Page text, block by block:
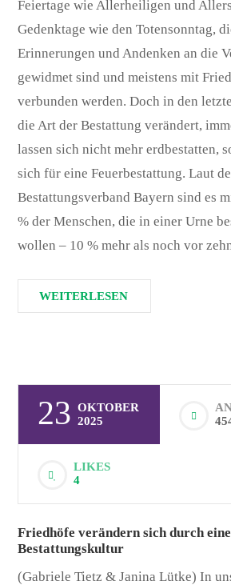
Feiertage wie Allerheiligen und
Gedenktage wie den Totensonntag,
Erinnerungen und Andenken an die
gewidmet sind und meistens mit
verbunden werden. Doch in den
die Art der Bestattung verändert,
lassen sich nicht mehr erdbestatten,
sich für eine Feuerbestattung. Laut
Bestattungsverband Bayern sind es
% der Menschen, die in einer Urne
wollen – 10 % mehr als noch vor
WEITERLESEN
23 OKTOBER
2025
LIKES
4
Friedhöfe verändern sich durch eine
Bestattungskultur
(Gabriele Tietz & Janina Lütke) In